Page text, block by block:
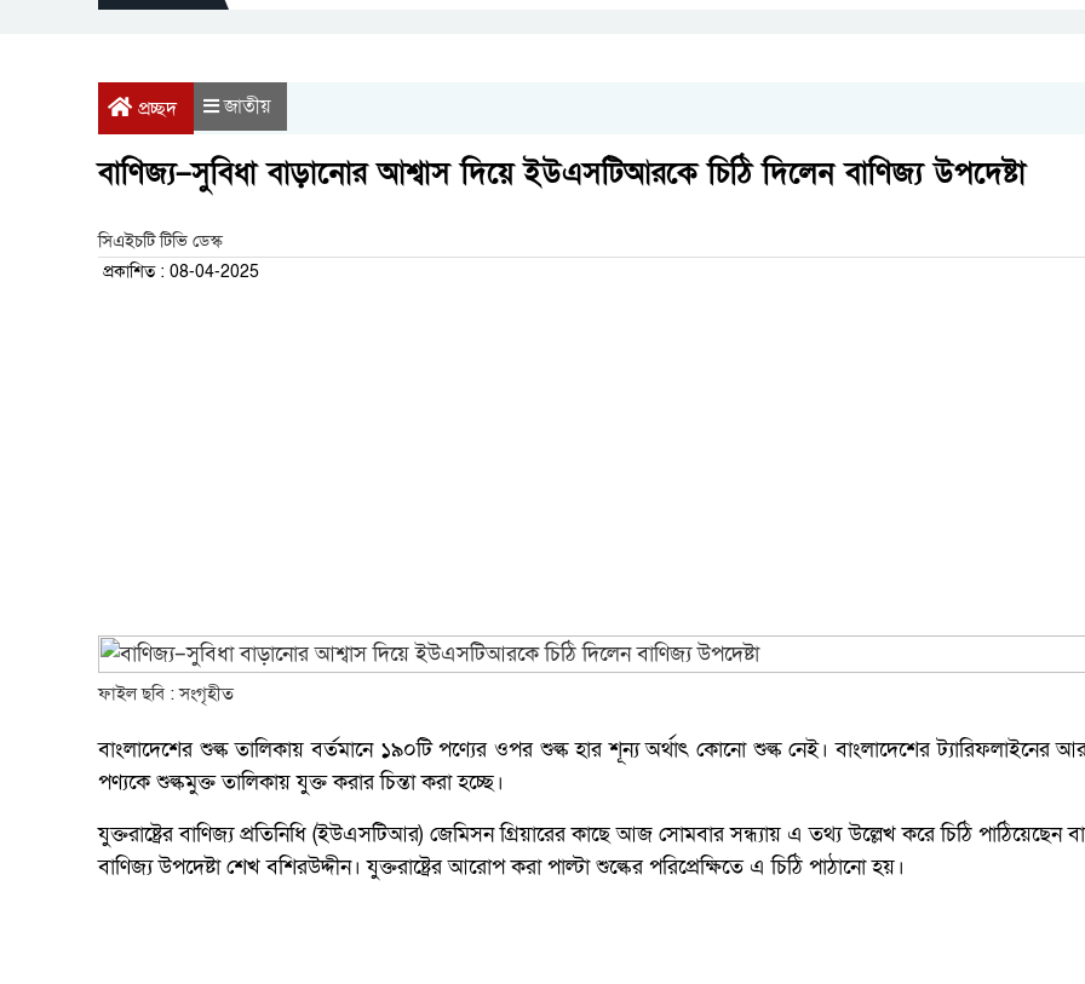
প্রচ্ছদ জাতীয়
বাণিজ্য–সুবিধা বাড়ানোর আশ্বাস দিয়ে ইউএসটিআরকে চিঠি দিলেন বাণিজ্য উপদেষ্টা
সিএইচটি টিভি ডেস্ক
প্রকাশিত : 08-04-2025
ফাইল ছবি : সংগৃহীত
বাংলাদেশের শুল্ক তালিকায় বর্তমানে ১৯০টি পণ্যের ওপর শুল্ক হার শূন্য অর্থাৎ কোনো শুল্ক নেই। বাংলাদেশের ট্যারিফলাইনের
পণ্যকে শুল্কমুক্ত তালিকায় যুক্ত করার চিন্তা করা হচ্ছে।
যুক্তরাষ্ট্রের বাণিজ্য প্রতিনিধি (ইউএসটিআর) জেমিসন গ্রিয়ারের কাছে আজ সোমবার সন্ধ্যায় এ তথ্য উল্লেখ করে চিঠি পাঠিয়েছেন
বাণিজ্য উপদেষ্টা শেখ বশিরউদ্দীন। যুক্তরাষ্ট্রের আরোপ করা পাল্টা শুল্কের পরিপ্রেক্ষিতে এ চিঠি পাঠানো হয়।